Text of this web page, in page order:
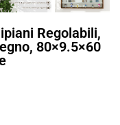
Regolabili,
80×9.5×60